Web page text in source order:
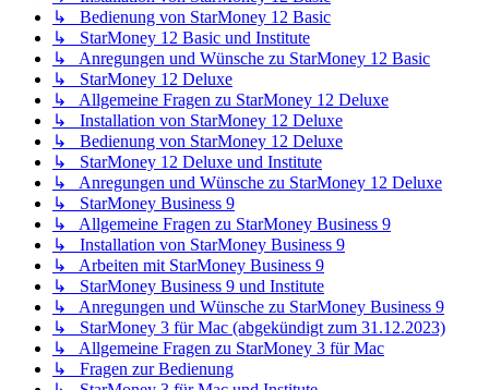
↳ Bedienung von StarMoney 12 Basic
↳ StarMoney 12 Basic und Institute
↳ Anregungen und Wünsche zu StarMoney 12 Basic
↳ StarMoney 12 Deluxe
↳ Allgemeine Fragen zu StarMoney 12 Deluxe
↳ Installation von StarMoney 12 Deluxe
↳ Bedienung von StarMoney 12 Deluxe
↳ StarMoney 12 Deluxe und Institute
↳ Anregungen und Wünsche zu StarMoney 12 Deluxe
↳ StarMoney Business 9
↳ Allgemeine Fragen zu StarMoney Business 9
↳ Installation von StarMoney Business 9
↳ Arbeiten mit StarMoney Business 9
↳ StarMoney Business 9 und Institute
↳ Anregungen und Wünsche zu StarMoney Business 9
↳ StarMoney 3 für Mac (abgekündigt zum 31.12.2023)
↳ Allgemeine Fragen zu StarMoney 3 für Mac
↳ Fragen zur Bedienung